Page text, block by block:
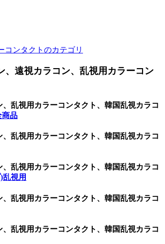
コンタクトのカテゴリ
遠視カラコン、乱視用カラーコン
乱視用カラーコンタクト、韓国乱視カラコ
商品
乱視用カラーコンタクト、韓国乱視カラコ
乱視用カラーコンタクト、韓国乱視カラコ
乱視用
乱視用カラーコンタクト、韓国乱視カラコ
乱視用カラーコンタクト、韓国乱視カラコ